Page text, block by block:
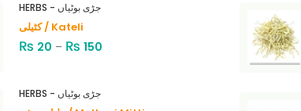
HERBS - جڑی بوٹیاں
کٹیلی / Kateli
₨ 20 – ₨ 150
HERBS - جڑی بوٹیاں